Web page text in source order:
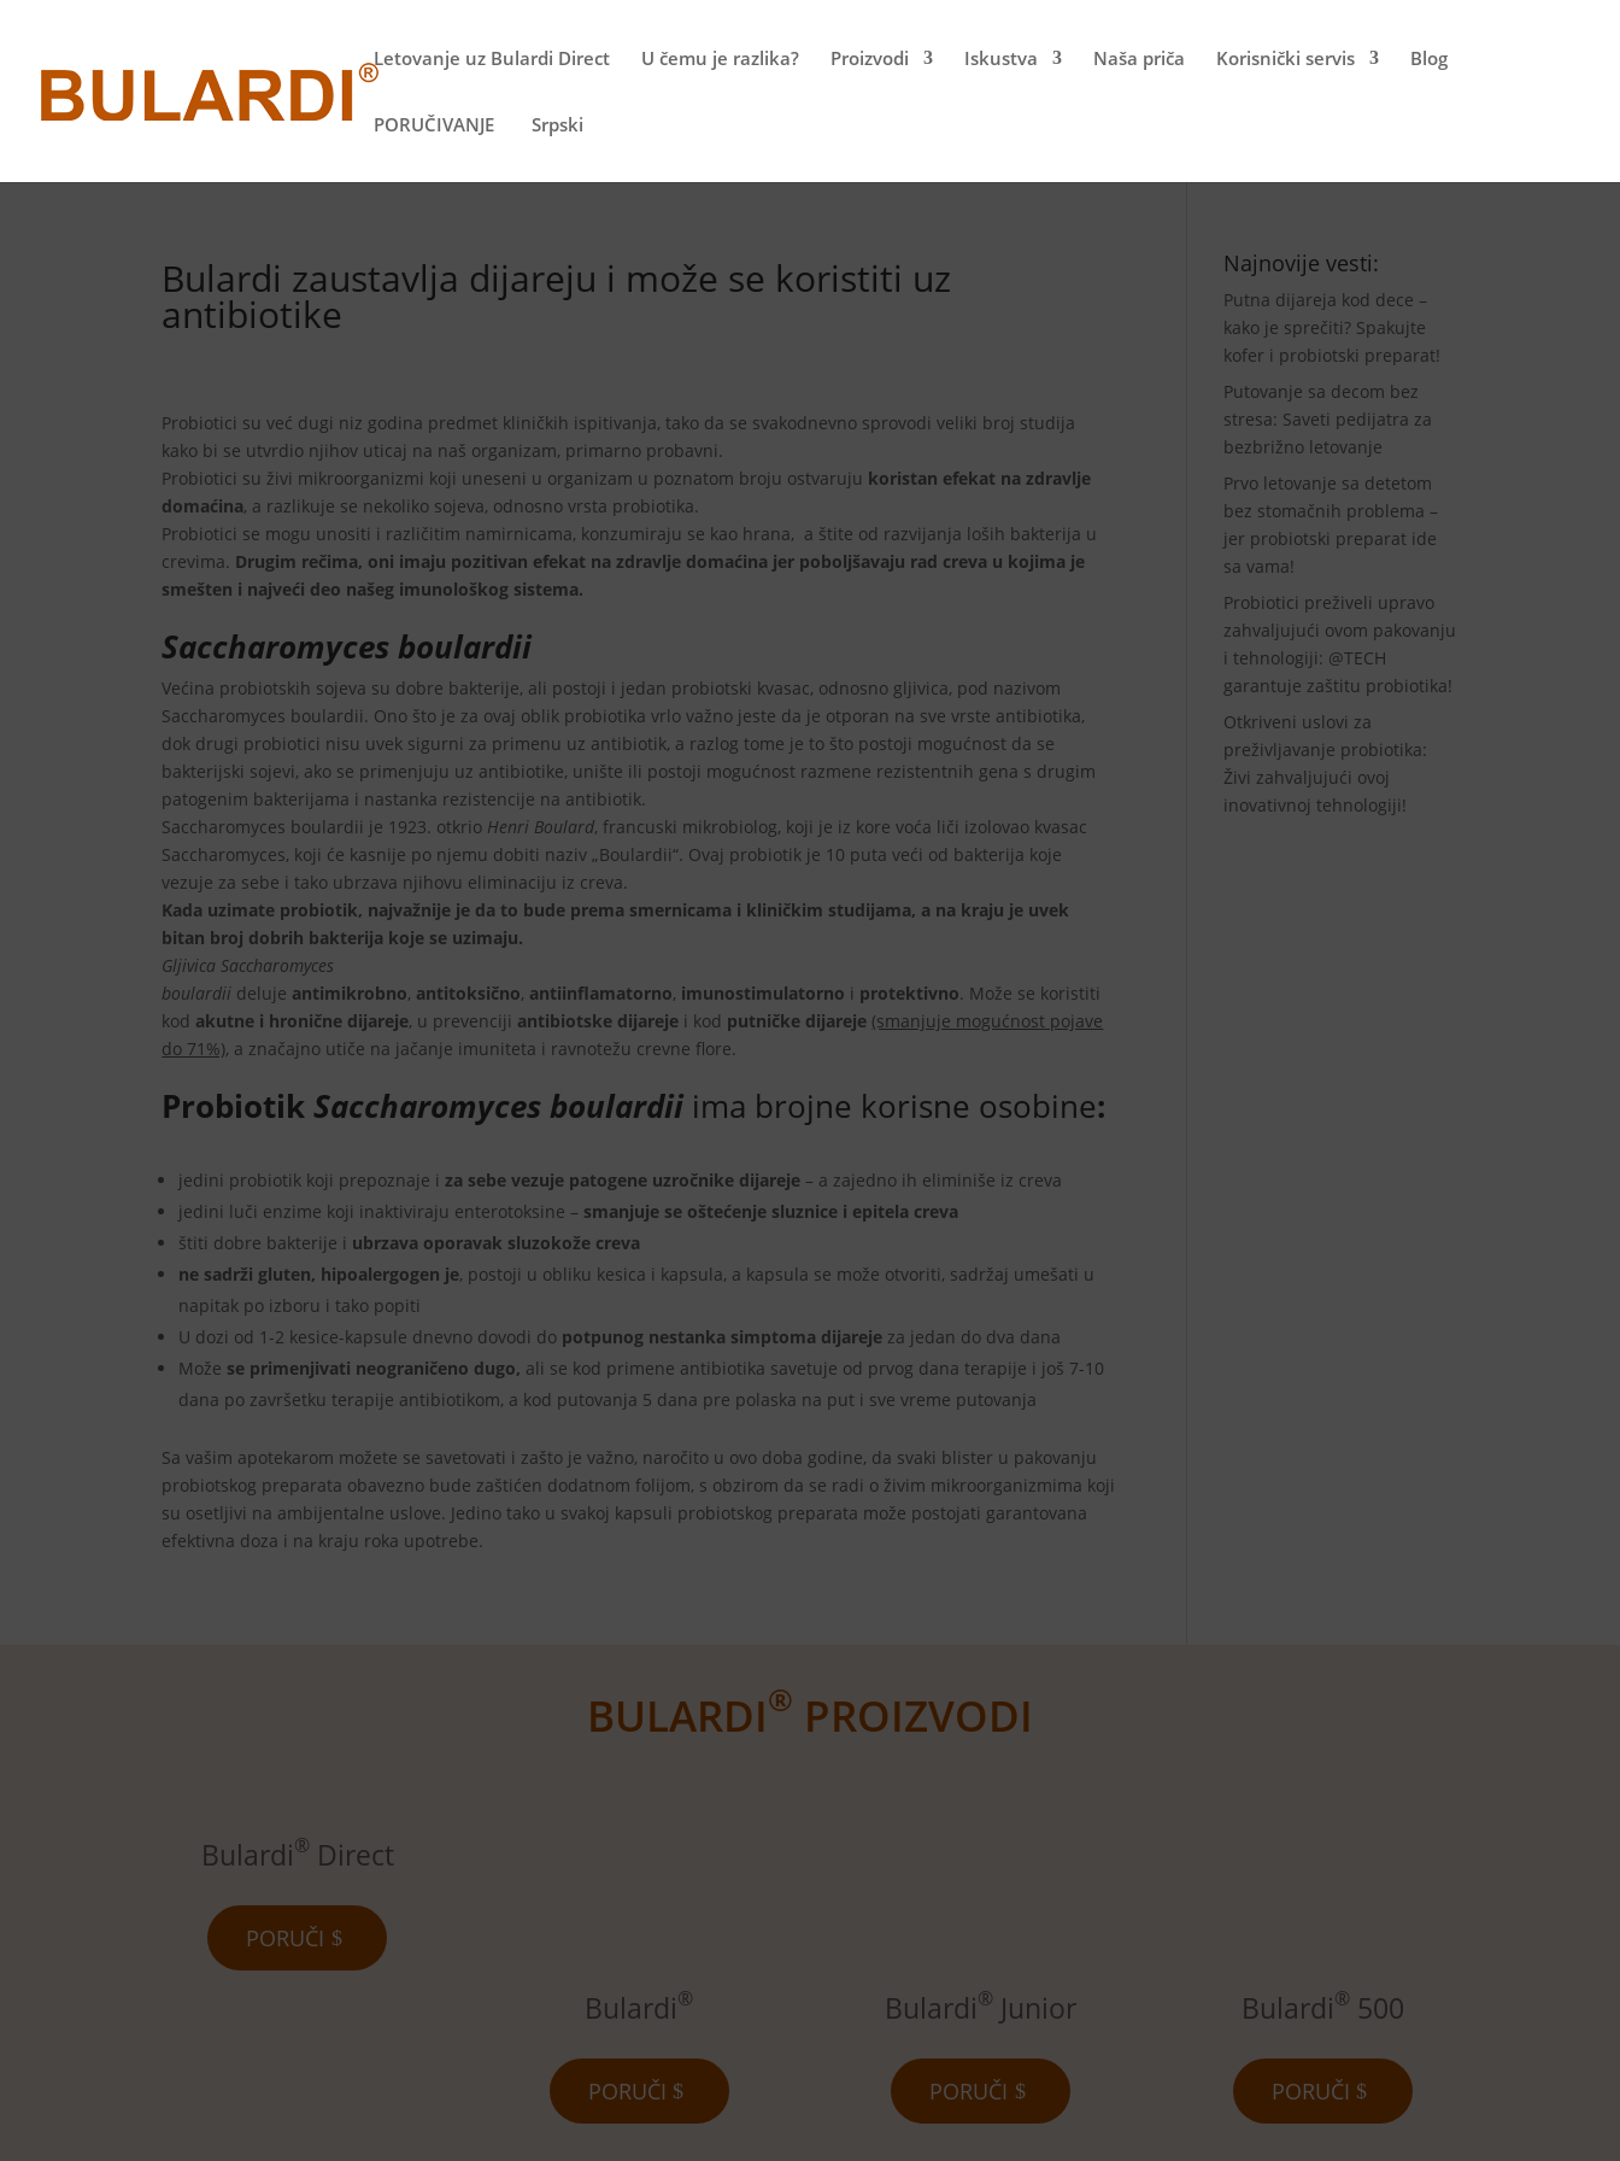
Letovanje uz Bulardi Direct U čemu je razlika? Proizvodi Iskustva Naša priča Korisnički servis Blog
PORUČIVANJE Srpski
Bulardi zaustavlja dijareju i može se koristiti uz
antibiotike
Probiotici su već dugi niz godina predmet kliničkih ispitivanja, tako da se svakodnevno sprovodi veliki broj studija
kako bi se utvrdio njihov uticaj na naš organizam, primarno probavni.
Probiotici su živi mikroorganizmi koji uneseni u organizam u poznatom broju ostvaruju koristan efekat na zdravlje
domaćina, a razlikuje se nekoliko sojeva, odnosno vrsta probiotika.
Probiotici se mogu unositi i različitim namirnicama, konzumiraju se kao hrana, a štite od razvijanja loših bakterija u
crevima. Drugim rečima, oni imaju pozitivan efekat na zdravlje domaćina jer poboljšavaju rad creva u kojima je
smešten i najveći deo našeg imunološkog sistema.
Saccharomyces boulardii
Većina probiotskih sojeva su dobre bakterije, ali postoji i jedan probiotski kvasac, odnosno gljivica, pod nazivom
Saccharomyces boulardii. Ono što je za ovaj oblik probiotika vrlo važno jeste da je otporan na sve vrste antibiotika,
dok drugi probiotici nisu uvek sigurni za primenu uz antibiotik, a razlog tome je to što postoji mogućnost da se
bakterijski sojevi, ako se primenjuju uz antibiotike, unište ili postoji mogućnost razmene rezistentnih gena s drugim
patogenim bakterijama i nastanka rezistencije na antibiotik.
Saccharomyces boulardii je 1923. otkrio Henri Boulard, francuski mikrobiolog, koji je iz kore voća liči izolovao kvasac
Saccharomyces, koji će kasnije po njemu dobiti naziv „Boulardii“. Ovaj probiotik je 10 puta veći od bakterija koje
vezuje za sebe i tako ubrzava njihovu eliminaciju iz creva.
Kada uzimate probiotik, najvažnije je da to bude prema smernicama i kliničkim studijama, a na kraju je uvek
bitan broj dobrih bakterija koje se uzimaju.
Gljivica Saccharomyces
boulardii deluje antimikrobno, antitoksično, antiinflamatorno, imunostimulatorno i protektivno. Može se koristiti
kod akutne i hronične dijareje, u prevenciji antibiotske dijareje i kod putničke dijareje (smanjuje mogućnost pojave
do 71%), a značajno utiče na jačanje imuniteta i ravnotežu crevne flore.
ProbiotikSaccharomyces boulardii ima brojne korisne osobine:
jedini probiotik koji prepoznaje iza sebe vezuje patogene uzročnike dijareje – a zajedno ih eliminiše iz creva
jedini luči enzime koji inaktiviraju enterotoksine – smanjuje se oštećenje sluznice i epitela creva
štiti dobre bakterije i ubrzava oporavak sluzokože creva
ne sadrži gluten, hipoalergogen je, postoji u obliku kesica i kapsula, a kapsula se može otvoriti, sadržaj umešati u
napitak po izboru i tako popiti
U dozi od 1-2 kesice-kapsule dnevno dovodi do potpunog nestanka simptoma dijareje za jedan do dva dana
Može se primenjivati neograničeno dugo, ali se kod primene antibiotika savetuje od prvog dana terapije i još 7-10
dana po završetku terapije antibiotikom, a kod putovanja 5 dana pre polaska na put i sve vreme putovanja
Sa vašim apotekarom možete se savetovati i zašto je važno, naročito u ovo doba godine, da svaki blister u pakovanju
probiotskog preparata obavezno bude zaštićen dodatnom folijom, s obzirom da se radi o živim mikroorganizmima koji
su osetljivi na ambijentalne uslove. Jedino tako u svakoj kapsuli probiotskog preparata može postojati garantovana
efektivna doza i na kraju roka upotrebe.
Najnovije vesti:
Putna dijareja kod dece –
kako je sprečiti? Spakujte
kofer i probiotski preparat!
Putovanje sa decom bez
stresa: Saveti pedijatra za
bezbrižno letovanje
Prvo letovanje sa detetom
bez stomačnih problema –
jer probiotski preparat ide
sa vama!
Probiotici preživeli upravo
zahvaljujući ovom pakovanju
i tehnologiji: @TECH
garantuje zaštitu probiotika!
Otkriveni uslovi za
preživljavanje probiotika:
Živi zahvaljujući ovoj
inovativnoj tehnologiji!
BULARDI® PROIZVODI
Bulardi® Direct
PORUČI
Bulardi®
PORUČI
Bulardi® Junior
PORUČI
Bulardi® 500
PORUČI